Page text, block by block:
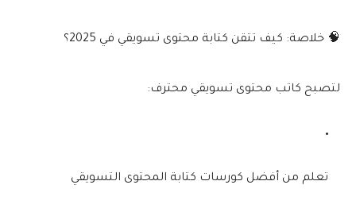
🧠 خلاصة: كيف تتقن كتابة محتوى تسويقي في 2025؟
لتصبح كاتب محتوى تسويقي محترف:
تعلم من أفضل كورسات كتابة المحتوى التسويقي